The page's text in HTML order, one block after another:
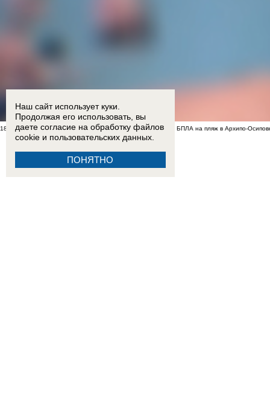
18:15Двое детей из Ростовской области погибли при атаке БПЛА на пляж в Архипо-
Наш сайт использует куки.
Продолжая его использовать, вы
даете согласие на обработку файлов
cookie и пользовательских данных.
ПОНЯТНО